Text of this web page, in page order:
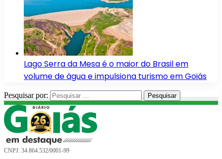
Lago Serra da Mesa é o maior do Brasil em
volume de água e impulsiona turismo em Goiás
Pesquisar por:
CNPJ: 34.864.532/0001-99